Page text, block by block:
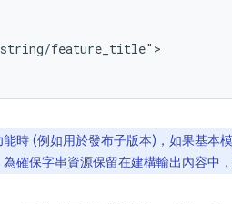
feature_title">
時 (例如用於發布子版本)，如果基本
確保字串資源保留在建構輸出內容中